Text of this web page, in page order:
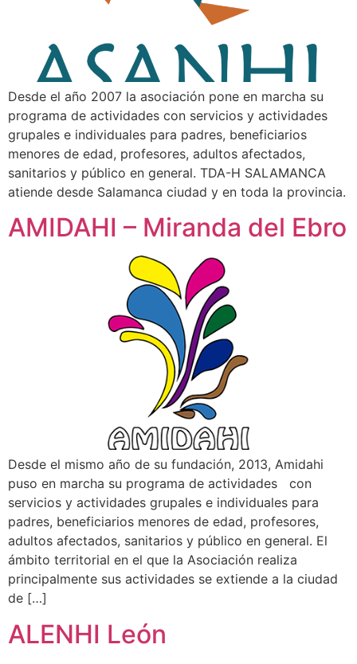
Desde el año 2007 la asociación pone en marcha su
programa de actividades con servicios y actividades
grupales e individuales para padres, beneficiarios
menores de edad, profesores, adultos afectados,
sanitarios y público en general. TDA-H SALAMANCA
atiende desde Salamanca ciudad y en toda la provincia.
AMIDAHI – Miranda del Ebro
Desde el mismo año de su fundación, 2013, Amidahi
puso en marcha su programa de actividades con
servicios y actividades grupales e individuales para
padres, beneficiarios menores de edad, profesores,
adultos afectados, sanitarios y público en general. El
ámbito territorial en el que la Asociación realiza
principalmente sus actividades se extiende a la ciudad
de […]
ALENHI León